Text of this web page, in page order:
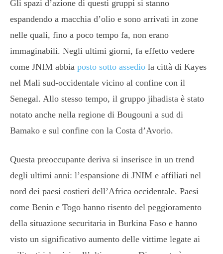
Gli spazi d’azione di questi gruppi si stanno
espandendo a macchia d’olio e sono arrivati in zone
nelle quali, fino a poco tempo fa, non erano
immaginabili. Negli ultimi giorni, fa effetto vedere
come JNIM abbia posto sotto assedio la città di Kayes
nel Mali sud-occidentale vicino al confine con il
Senegal. Allo stesso tempo, il gruppo jihadista è stato
notato anche nella regione di Bougouni a sud di
Bamako e sul confine con la Costa d’Avorio.
Questa preoccupante deriva si inserisce in un trend
degli ultimi anni: l’espansione di JNIM e affiliati nel
nord dei paesi costieri dell’Africa occidentale. Paesi
come Benin e Togo hanno risento del peggioramento
della situazione securitaria in Burkina Faso e hanno
visto un significativo aumento delle vittime legate ai